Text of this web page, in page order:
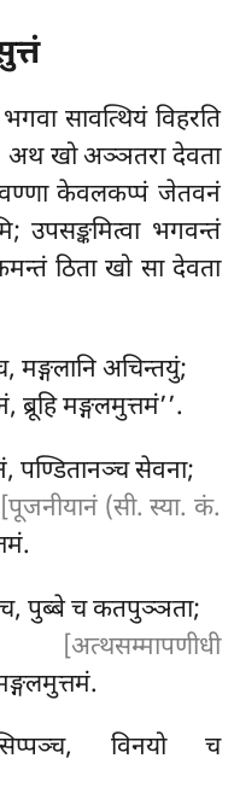
सावत्थियं विहरति
खो अञ्ञतरा देवता
केवलकप्पं जेतवनं
उपसङ्कमित्वा भगवन्तं
ठिता खो सा देवता
मङ्गलानि अचिन्तयुं;
ब्रूहि मङ्गलमुत्तमं’’.
पण्डितानञ्च सेवना;
[पूजनीयानं (सी. स्या. कं.
च, पुब्बे च कतपुञ्ञता;
[अत्थसम्मापणीधी
विनयो च